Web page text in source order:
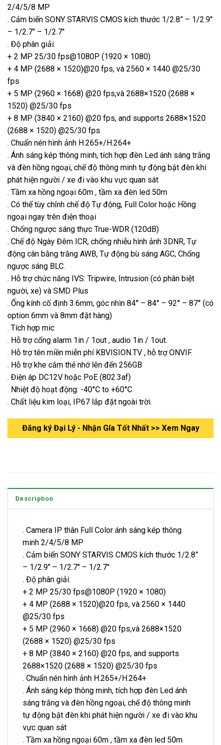
2/4/5/8 MP
. Cảm biến SONY STARVIS CMOS kích thước 1/2.8” – 1/2.9″
– 1/2.7″ – 1/2.7″
. Độ phân giải:
+ 2 MP 25/30 fps@1080P (1920 × 1080)
+ 4 MP (2688 × 1520)@20 fps, và 2560 × 1440 @25/30
fps
+ 5 MP (2960 × 1668) @20 fps,và 2688×1520 (2688 ×
1520) @25/30 fps
+ 8 MP (3840 × 2160) @20 fps, and supports 2688×1520
(2688 × 1520) @25/30 fps
. Chuẩn nén hình ảnh H.265+/H.264+
. Ánh sáng kép thông minh, tích hợp đèn Led ánh sáng trắng
và đèn hồng ngoại, chế độ thông minh tự động bật đèn khi
phát hiện người / xe đi vào khu vực quan sát
. Tầm xa hồng ngoại 60m , tầm xa đèn led 50m
. Có thể tùy chỉnh chế độ Tự động, Full Color hoặc Hồng
ngoại ngay trên điện thoại
. Chống ngược sáng thực True-WDR (120dB)
. Chế độ Ngày Đêm ICR, chống nhiễu hình ảnh 3DNR, Tự
động cân bằng trắng AWB, Tự động bù sáng AGC, Chống
ngược sáng BLC.
. Hỗ trợ chức năng IVS: Tripwire, Intrusion (có phân biệt
người, xe) và SMD Plus
. Ống kính cố định 3.6mm, góc nhìn 84° – 84° – 92° – 87° (có
option 6mm và 8mm đặt hàng)
. Tích hợp mic
. Hỗ trợ cổng alarm 1in / 1out , audio 1in / 1out.
. Hỗ trợ tên miền miễn phí KBVISION.TV , hỗ trợ ONVIF.
. Hỗ trợ khe cắm thẻ nhớ lên đến 256GB
. Điện áp DC12V hoặc PoE (802.3af)
. Nhiệt độ hoạt động: -40°C to +60°C
. Chất liệu kim loại, IP67 lắp đặt ngoài trời.
Đăng ký Đại Lý - Nhận Gía Tốt Nhất >> Xem Ngay
Description
. Camera IP thân Full Color ánh sáng kép thông
minh 2/4/5/8 MP
. Cảm biến SONY STARVIS CMOS kích thước 1/2.8”
– 1/2.9″ – 1/2.7″ – 1/2.7″
. Độ phân giải:
+ 2 MP 25/30 fps@1080P (1920 × 1080)
+ 4 MP (2688 × 1520)@20 fps, và 2560 × 1440
@25/30 fps
+ 5 MP (2960 × 1668) @20 fps,và 2688×1520
(2688 × 1520) @25/30 fps
+ 8 MP (3840 × 2160) @20 fps, and supports
2688×1520 (2688 × 1520) @25/30 fps
. Chuẩn nén hình ảnh H.265+/H.264+
. Ánh sáng kép thông minh, tích hợp đèn Led ánh
sáng trắng và đèn hồng ngoại, chế độ thông minh
tự động bật đèn khi phát hiện người / xe đi vào khu
vực quan sát
. Tầm xa hồng ngoại 60m , tầm xa đèn led 50m